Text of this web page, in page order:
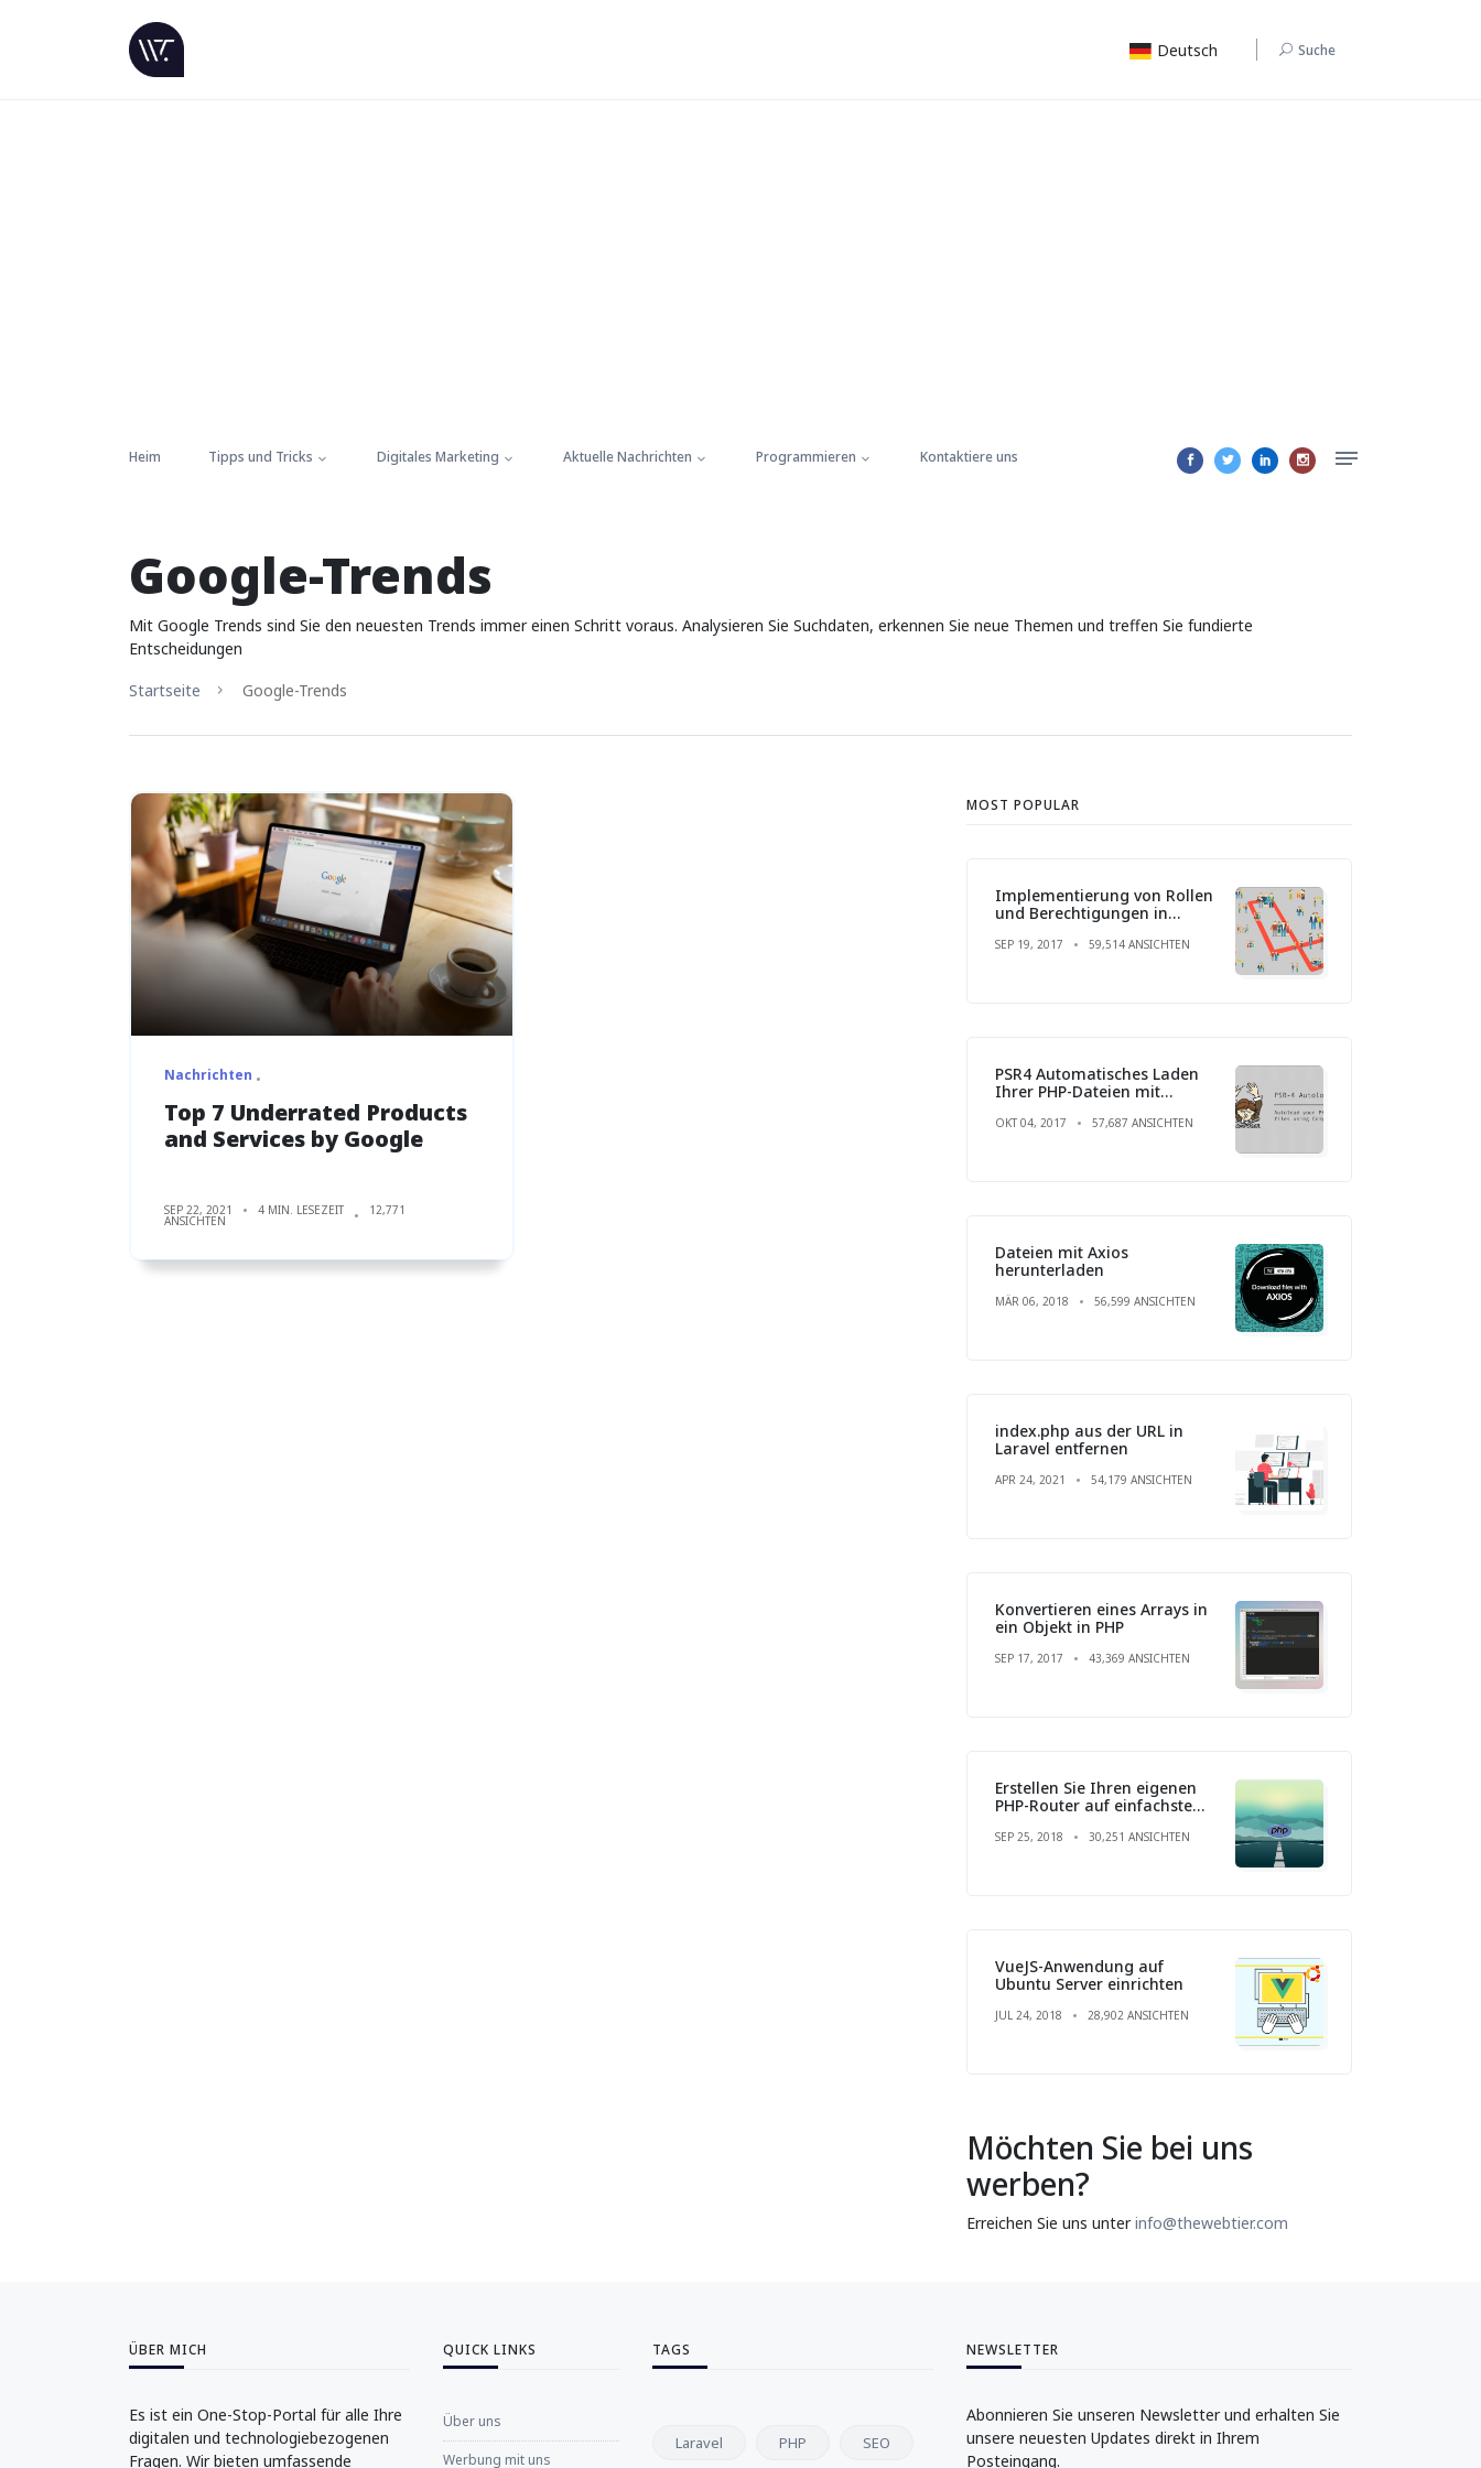
Deutsch Suche
Heim Tipps und Tricks Digitales Marketing Aktuelle Nachrichten Programmieren Kontaktiere uns
Google-Trends
Mit Google Trends sind Sie den neuesten Trends immer einen Schritt voraus. Analysieren Sie Suchdaten, erkennen Sie neue Themen und treffen Sie fundierte
Entscheidungen
Startseite
Google-Trends
Nachrichten
Top 7 Underrated Products
and Services by Google
SEP 22, 2021 4 MIN. LESEZEIT 12,771
ANSICHTEN
MOST POPULAR
Implementierung von Rollen
und Berechtigungen in
SEP 19, 2017 59,514 ANSICHTEN
PSR4 Automatisches Laden
Ihrer PHP-Dateien mit
OKT 04, 2017 57,687 ANSICHTEN
Dateien mit Axios
herunterladen
MÄR 06, 2018 56,599 ANSICHTEN
index.php aus der URL in
Laravel entfernen
APR 24, 2021 54,179 ANSICHTEN
Konvertieren eines Arrays in
ein Objekt in PHP
SEP 17, 2017 43,369 ANSICHTEN
Erstellen Sie Ihren eigenen
PHP-Router auf einfachste
SEP 25, 2018 30,251 ANSICHTEN
VueJS-Anwendung auf
Ubuntu Server einrichten
JUL 24, 2018 28,902 ANSICHTEN
Möchten Sie bei uns
werben?
Erreichen Sie uns unterinfo@thewebtier.com
ÜBER MICH
Es ist ein One-Stop-Portal für alle Ihre
digitalen und technologiebezogenen
Fragen. Wir bieten umfassende
QUICK LINKS
Über uns
Werbung mit uns
TAGS
Laravel PHP SEO
NEWSLETTER
Abonnieren Sie unseren Newsletter und erhalten Sie
unsere neuesten Updates direkt in Ihrem
Posteingang.